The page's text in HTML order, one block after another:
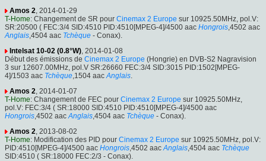
Amos 2 , 2014-01-29
T-Home: Changement de SR pour Cinemax 2 Europe sur 10925.50MHz, pol.V:
SR:20500 ( FEC:3/4 SID:4510 PID:4510[MPEG-4]/4500 aac Hongrois ,4502 aac
Anglais ,4504 aac Tchèque - Conax).
Intelsat 10-02 (0.8°W) , 2014-01-08
Début des émissions de Cinemax 2 Europe (Hongrie) en DVB-S2 Nagravision
3 sur 12607.00MHz, pol.V SR:26660 FEC:3/4 SID:3015 PID:1502[MPEG-
4]/1503 aac Tchèque ,1504 aac Anglais
Amos 2 , 2014-01-07
T-Home: Changement de FEC pour Cinemax 2 Europe sur 10925.50MHz,
pol.V: FEC:3/4 ( SR:18000 SID:4510 PID:4510[MPEG-4]/4500 aac
Hongrois ,4502 aac Anglais ,4504 aac Tchèque - Conax).
Amos 2 , 2013-08-02
T-Home: Modification des PID pour Cinemax 2 Europe sur 10925.50MHz, pol.V:
PID:4510[MPEG-4]/4500 aac Hongrois ,4502 aac Anglais ,4504 aac Tchèque
SID:4510 ( SR:18000 FEC:2/3 - Conax).